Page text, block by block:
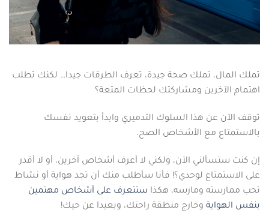
تملك المال، تملك صحة جيدة، تعرف الطرقات جيدا… لكنك تطلب
اهتمام الآخرين ومشاركتك لحظات المتعة؟
توقف الآن عن هذا السلوك التدميري وابدأ بتعويد نفسك
بالاستمتاع مع الأشخاص الصح.
إن كنت ستسألني الآن، ولكني لا أعرف أشخاص آخرين، أو لا أقدر
على الاستمتاع لوحدي؟! فأنا سأطلب منك أن تجد هواية أو نشاط
تحب ممارسته ومارسه، هكذا ستتعرف على أشخاص مهتمين
بنفس الهواية وخارج منطقة راحتك، وبعيدا عن حيك!